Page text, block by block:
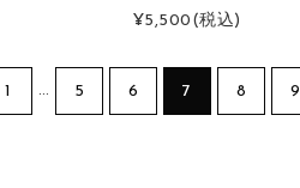
¥5,500 (税込)
1 … 5 6 7 8 9